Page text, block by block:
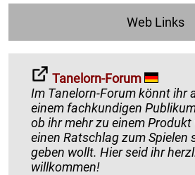
Web Links
Tanelorn-Forum
Im Tanelorn-Forum könnt ihr
einem fachkundigen
ob ihr mehr zu einem Produkt wissen wollt¸
einen Ratschlag zum Spielen
geben wollt. Hier seid ihr herzlich
willkommen!